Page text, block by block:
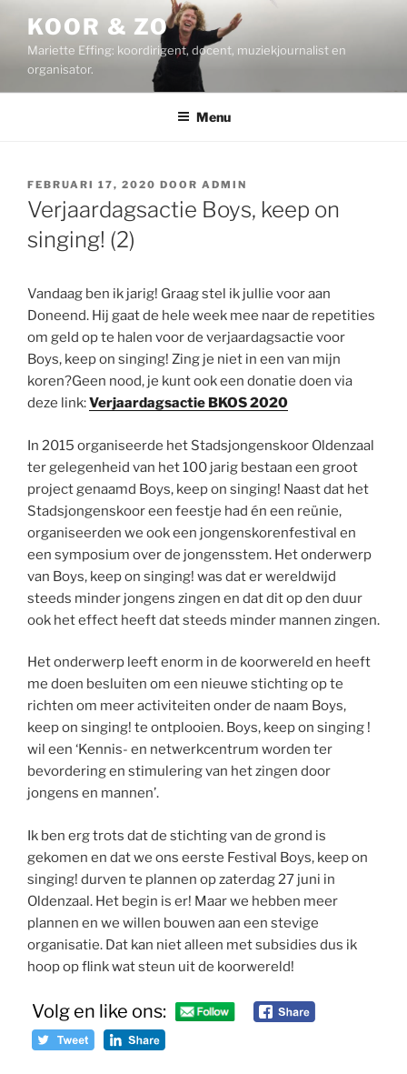
inhoud
KOOR & ZO
Mariette Effing: koordirigent, docent, muziekjournalist en
organisator.
Menu
GEPLAATST
OP
FEBRUARI 17, 2020 DOOR ADMIN
Verjaardagsactie Boys, keep on
singing! (2)
Vandaag ben ik jarig! Graag stel ik jullie voor aan
Doneend. Hij gaat de hele week mee naar de repetities
om geld op te halen voor de verjaardagsactie voor
Boys, keep on singing! Zing je niet in een van mijn
koren?Geen nood, je kunt ook een donatie doen via
deze link:Verjaardagsactie BKOS 2020
In 2015 organiseerde het Stadsjongenskoor Oldenzaal
ter gelegenheid van het 100 jarig bestaan een groot
project genaamd Boys, keep on singing! Naast dat het
Stadsjongenskoor een feestje had én een reünie,
organiseerden we ook een jongenskorenfestival en
een symposium over de jongensstem. Het onderwerp
van Boys, keep on singing! was dat er wereldwijd
steeds minder jongens zingen en dat dit op den duur
ook het effect heeft dat steeds minder mannen zingen.
Het onderwerp leeft enorm in de koorwereld en heeft
me doen besluiten om een nieuwe stichting op te
richten om meer activiteiten onder de naam Boys,
keep on singing! te ontplooien. Boys, keep on singing !
wil een ‘Kennis- en netwerkcentrum worden ter
bevordering en stimulering van het zingen door
jongens en mannen’.
Ik ben erg trots dat de stichting van de grond is
gekomen en dat we ons eerste Festival Boys, keep on
singing! durven te plannen op zaterdag 27 juni in
Oldenzaal. Het begin is er! Maar we hebben meer
plannen en we willen bouwen aan een stevige
organisatie. Dat kan niet alleen met subsidies dus ik
hoop op flink wat steun uit de koorwereld!
Volg en like ons: